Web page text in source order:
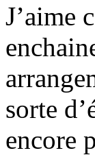
J’aime
sorte
encore